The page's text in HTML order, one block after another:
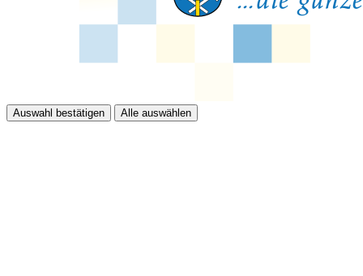
Auswahl bestätigen Alle auswählen